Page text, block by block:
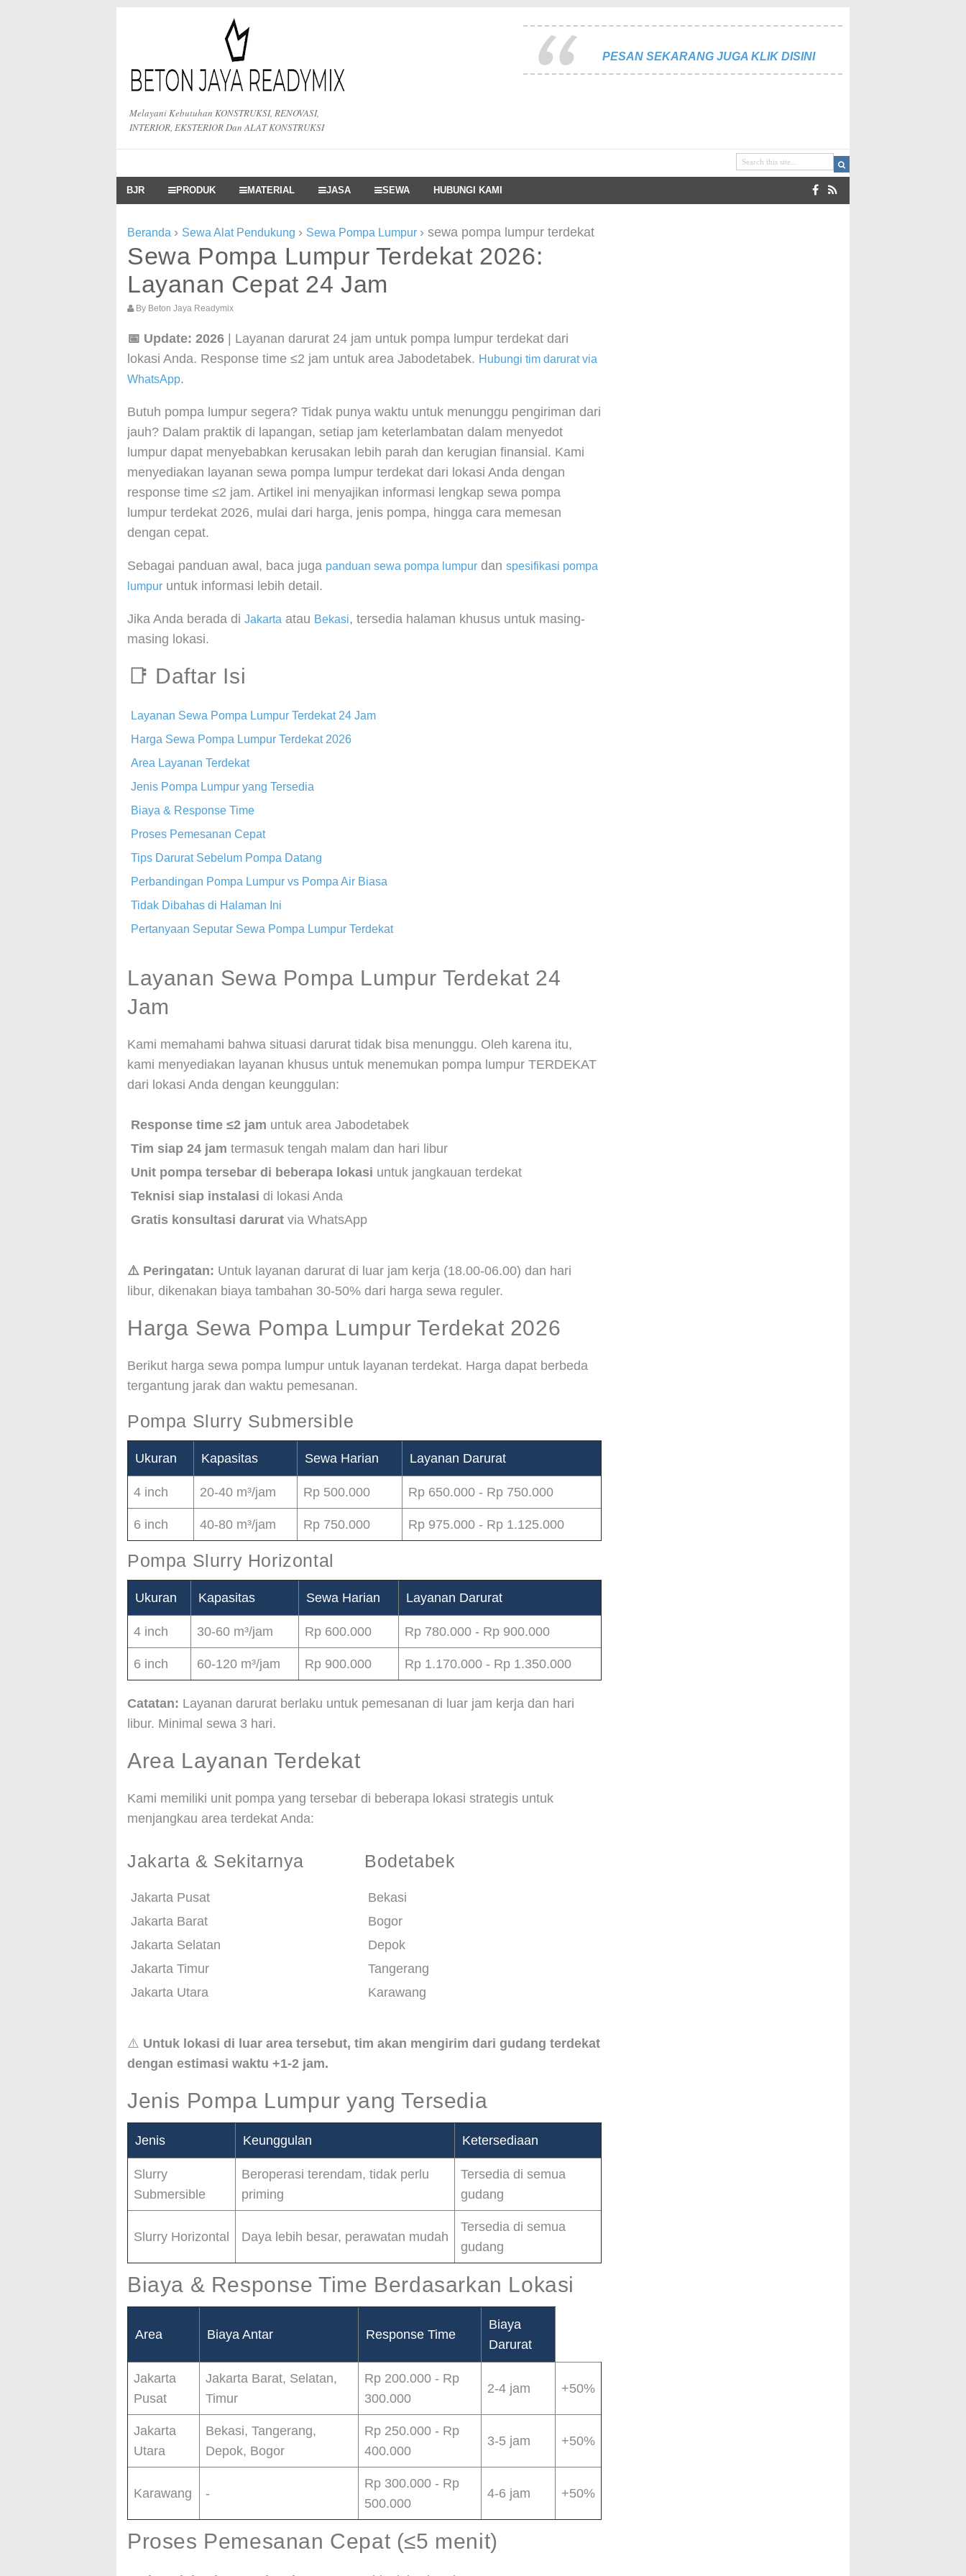
Melayani Kebutuhan KONSTRUKSI, RENOVASI,
INTERIOR, EKSTERIOR Dan ALAT KONSTRUKSI
PESAN SEKARANG JUGA KLIK DISINI
BJR PRODUK MATERIAL JASA SEWA HUBUNGI KAMI
Beranda › Sewa Alat Pendukung › Sewa Pompa Lumpur › sewa pompa lumpur terdekat
Sewa Pompa Lumpur Terdekat 2026:
Layanan Cepat 24 Jam
By Beton Jaya Readymix
📅 Update: 2026 | Layanan darurat 24 jam untuk pompa lumpur terdekat dari
lokasi Anda. Response time ≤2 jam untuk area Jabodetabek. Hubungi tim darurat via
WhatsApp.
Butuh pompa lumpur segera? Tidak punya waktu untuk menunggu pengiriman dari
jauh? Dalam praktik di lapangan, setiap jam keterlambatan dalam menyedot
lumpur dapat menyebabkan kerusakan lebih parah dan kerugian finansial. Kami
menyediakan layanan sewa pompa lumpur terdekat dari lokasi Anda dengan
response time ≤2 jam. Artikel ini menyajikan informasi lengkap sewa pompa
lumpur terdekat 2026, mulai dari harga, jenis pompa, hingga cara memesan
dengan cepat.
Sebagai panduan awal, baca juga panduan sewa pompa lumpur dan spesifikasi pompa
lumpur untuk informasi lebih detail.
Jika Anda berada di Jakarta atau Bekasi, tersedia halaman khusus untuk masing-
masing lokasi.
📑 Daftar Isi
Layanan Sewa Pompa Lumpur Terdekat 24 Jam
Harga Sewa Pompa Lumpur Terdekat 2026
Area Layanan Terdekat
Jenis Pompa Lumpur yang Tersedia
Biaya & Response Time
Proses Pemesanan Cepat
Tips Darurat Sebelum Pompa Datang
Perbandingan Pompa Lumpur vs Pompa Air Biasa
Tidak Dibahas di Halaman Ini
Pertanyaan Seputar Sewa Pompa Lumpur Terdekat
Layanan Sewa Pompa Lumpur Terdekat 24
Jam
Kami memahami bahwa situasi darurat tidak bisa menunggu. Oleh karena itu,
kami menyediakan layanan khusus untuk menemukan pompa lumpur TERDEKAT
dari lokasi Anda dengan keunggulan:
Response time ≤2 jam untuk area Jabodetabek
Tim siap 24 jam termasuk tengah malam dan hari libur
Unit pompa tersebar di beberapa lokasi untuk jangkauan terdekat
Teknisi siap instalasi di lokasi Anda
Gratis konsultasi darurat via WhatsApp
⚠️ Peringatan: Untuk layanan darurat di luar jam kerja (18.00-06.00) dan hari
libur, dikenakan biaya tambahan 30-50% dari harga sewa reguler.
Harga Sewa Pompa Lumpur Terdekat 2026
Berikut harga sewa pompa lumpur untuk layanan terdekat. Harga dapat berbeda
tergantung jarak dan waktu pemesanan.
Pompa Slurry Submersible
Ukuran Kapasitas Sewa Harian Layanan Darurat
4 inch 20-40 m³/jam Rp 500.000 Rp 650.000 - Rp 750.000
6 inch 40-80 m³/jam Rp 750.000 Rp 975.000 - Rp 1.125.000
Pompa Slurry Horizontal
Ukuran Kapasitas Sewa Harian Layanan Darurat
4 inch 30-60 m³/jam Rp 600.000 Rp 780.000 - Rp 900.000
6 inch 60-120 m³/jam Rp 900.000 Rp 1.170.000 - Rp 1.350.000
Catatan: Layanan darurat berlaku untuk pemesanan di luar jam kerja dan hari
libur. Minimal sewa 3 hari.
Area Layanan Terdekat
Kami memiliki unit pompa yang tersebar di beberapa lokasi strategis untuk
menjangkau area terdekat Anda:
Jakarta & Sekitarnya
Jakarta Pusat
Jakarta Barat
Jakarta Selatan
Jakarta Timur
Jakarta Utara
Bodetabek
Bekasi
Bogor
Depok
Tangerang
Karawang
⚠️ Untuk lokasi di luar area tersebut, tim akan mengirim dari gudang terdekat
dengan estimasi waktu +1-2 jam.
Jenis Pompa Lumpur yang Tersedia
Jenis Keunggulan Ketersediaan
Slurry
Submersible
Beroperasi terendam, tidak perlu
priming
Tersedia di semua
gudang
Slurry Horizontal Daya lebih besar, perawatan mudah
Tersedia di semua
gudang
Biaya & Response Time Berdasarkan Lokasi
Area Biaya Antar Response Time
Biaya
Darurat
Jakarta
Pusat
Jakarta Barat, Selatan,
Timur
Rp 200.000 - Rp
300.000
2-4 jam +50%
Jakarta
Utara
Bekasi, Tangerang,
Depok, Bogor
Rp 250.000 - Rp
400.000
3-5 jam +50%
Karawang -
Rp 300.000 - Rp
500.000
4-6 jam +50%
Proses Pemesanan Cepat (≤5 menit)